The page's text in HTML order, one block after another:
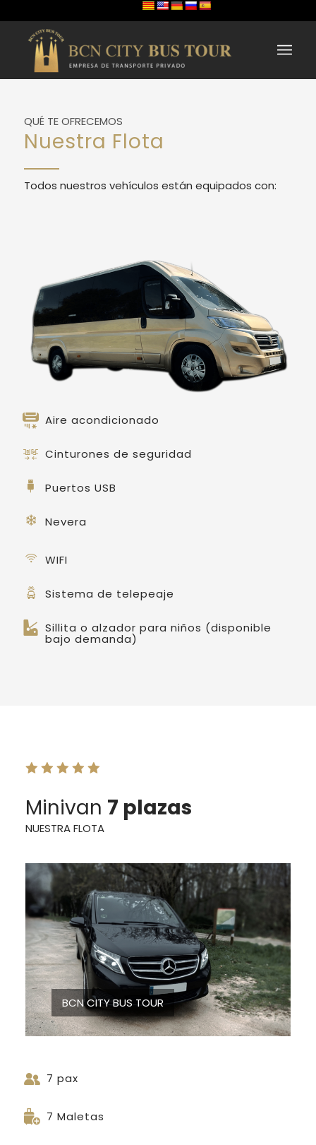
QUÉ TE OFRECEMOS
Nuestra Flota
Todos nuestros vehículos están equipados con:
Aire acondicionado
Cinturones de seguridad
Puertos USB
Nevera
WIFI
Sistema de telepeaje
Sillita o alzador para niños (disponible
bajo demanda)
Minivan 7 plazas
NUESTRA FLOTA
BCN CITY BUS TOUR
7 pax
7 Maletas